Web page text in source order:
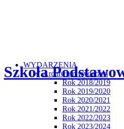
Szkoła
WYDARZENIA
Archiwum wydarzeń
Rok 2018/2019
Rok 2019/2020
Rok 2020/2021
Rok 2021/2022
Rok 2022/2023
Rok 2023/2024